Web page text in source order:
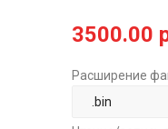
3500.00
Расширение